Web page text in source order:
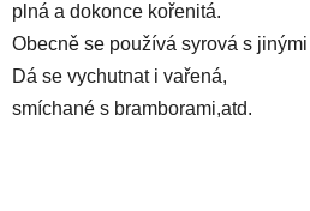
plná a dokonce kořenitá.
Obecně se používá syrová s
Dá se vychutnat i vařená,
smíchané s bramborami,atd.